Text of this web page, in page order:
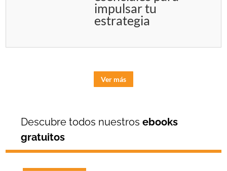
impulsar tu
estrategia
Ver más
Descubre todos nuestrosebooks
gratuitos